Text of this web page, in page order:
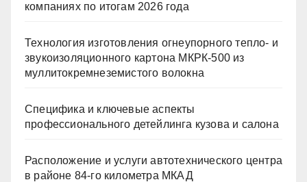
компаниях по итогам 2026 года
Технология изготовления огнеупорного тепло- и
звукоизоляционного картона МКРК-500 из
муллитокремнеземистого волокна
Специфика и ключевые аспекты
профессионального детейлинга кузова и салона
Расположение и услуги автотехнического центра
в районе 84-го километра МКАД